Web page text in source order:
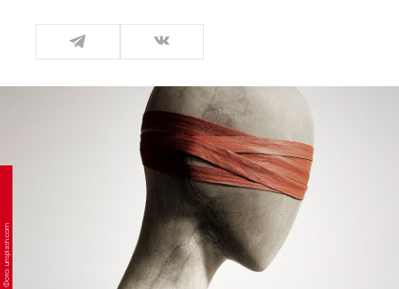
Фото: unsplash.com